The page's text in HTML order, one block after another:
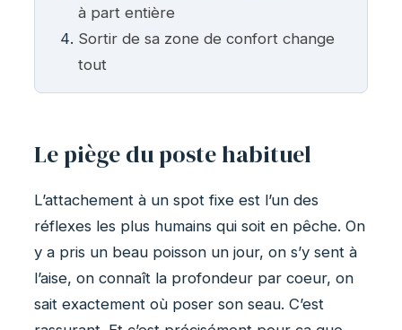
à part entière
Sortir de sa zone de confort change
tout
Le piège du poste habituel
L’attachement à un spot fixe est l’un des
réflexes les plus humains qui soit en pêche. On
y a pris un beau poisson un jour, on s’y sent à
l’aise, on connaît la profondeur par coeur, on
sait exactement où poser son seau. C’est